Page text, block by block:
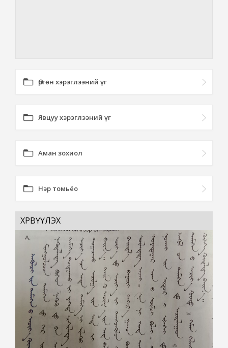
Өргөн хэрэглээний үг
Явцуу хэрэглээний үг
Аман зохиол
Нэр томьёо
ХӨРВҮҮЛЭХ